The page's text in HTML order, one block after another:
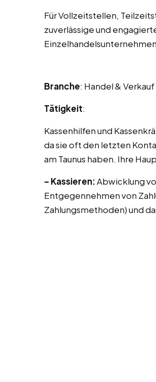
Für Vollzeitstellen,
zuverlässige und
Branche: Handel & Verkauf
Tätigkeit:
Kassenhilfen und
da sie oft den letzten
am Taunus haben. Ihre
– Kassieren:Abwicklung
Entgegennehmen von
Zahlungsmethoden) und